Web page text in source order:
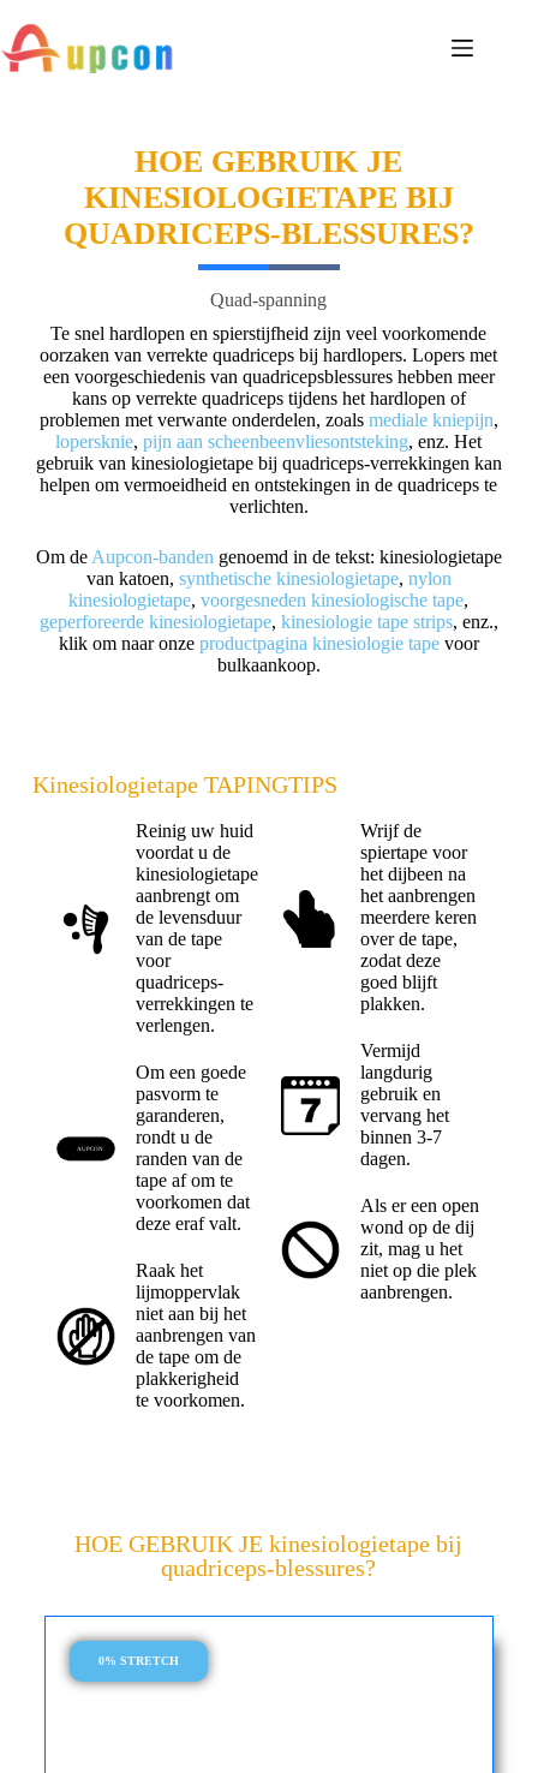
HOE GEBRUIK JE
KINESIOLOGIETAPE BIJ
QUADRICEPS-BLESSURES?
Quad-spanning
Te snel hardlopen en spierstijfheid zijn veel voorkomende
oorzaken van verrekte quadriceps bij hardlopers. Lopers met
een voorgeschiedenis van quadricepsblessures hebben meer
kans op verrekte quadriceps tijdens het hardlopen of
problemen met verwante onderdelen, zoals mediale kniepijn,
lopersknie,pijn aan scheenbeenvliesontsteking, enz. Het
gebruik van kinesiologietape bij quadriceps-verrekkingen kan
helpen om vermoeidheid en ontstekingen in de quadriceps te
verlichten.
Om de Aupcon-banden genoemd in de tekst: kinesiologietape
van katoen, synthetische kinesiologietape, nylon
kinesiologietape,voorgesneden kinesiologische tape,
geperforeerde kinesiologietape, kinesiologie tape strips, enz.,
klik om naar onze productpagina kinesiologie tapevoor
bulkaankoop.
Kinesiologietape TAPINGTIPS
Reinig uw huid
voordat u de
kinesiologietape
aanbrengt om
de levensduur
van de tape
voor
quadriceps-
verrekkingen te
verlengen.
AUPCON
Om een goede
pasvorm te
garanderen,
rondt u de
randen van de
tape af om te
voorkomen dat
deze eraf valt.
Raak het
lijmoppervlak
niet aan bij het
aanbrengen van
de tape om de
plakkerigheid
te voorkomen.
Wrijf de
spiertape voor
het dijbeen na
het aanbrengen
meerdere keren
over de tape,
zodat deze
goed blijft
plakken.
Vermijd
langdurig
gebruik en
vervang het
binnen 3-7
dagen.
Als er een open
wond op de dij
zit, mag u het
niet op die plek
aanbrengen.
HOE GEBRUIK JE kinesiologietape bij
quadriceps-blessures?
0% STRETCH